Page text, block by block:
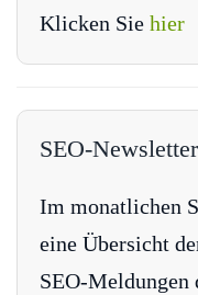
Klicken Sie hier
SEO-
Im monatlichen
eine Übersicht
SEO-Meldungen